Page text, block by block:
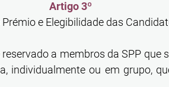
Artigo 3º
e Elegibilidade das
a membros da SPP que
individualmente ou em grupo,